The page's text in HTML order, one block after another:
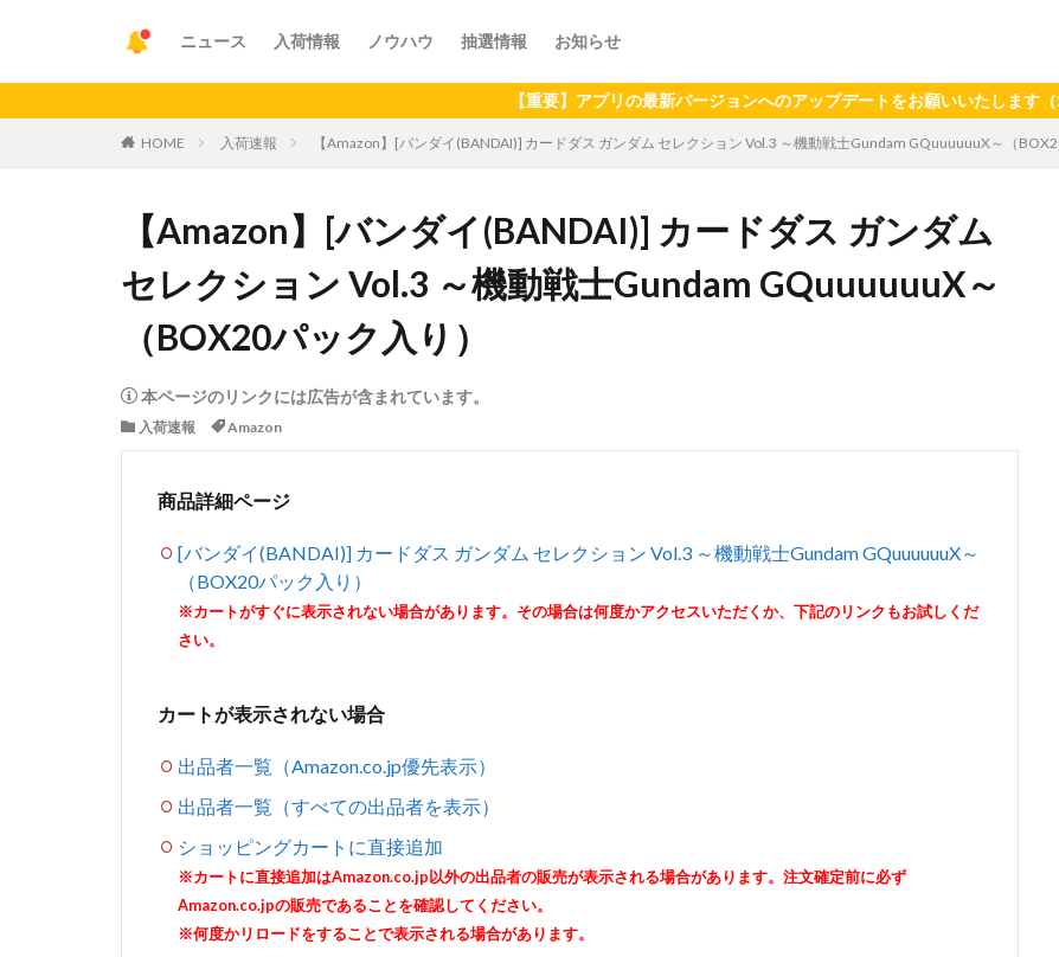
ニュース 入荷情報 ノウハウ 抽選情報 お知らせ
【重要】アプリの最新バージョンへのアップデートをお願いいたします（2024年6
HOME 入荷速報 【Amazon】[バンダイ(BANDAI)] カードダス ガンダム セレクション Vol.3 ～機動戦士Gundam GQuuuuuuX～（
【Amazon】[バンダイ(BANDAI)] カードダス ガンダム
セレクション Vol.3 ～機動戦士Gundam GQuuuuuuX～
（BOX20パック入り）
本ページのリンクには広告が含まれています。
入荷速報 Amazon
商品詳細ページ
[バンダイ(BANDAI)] カードダス ガンダム セレクション Vol.3 ～機動戦士Gundam GQuuuuuuX～
（BOX20パック入り）
※カートがすぐに表示されない場合があります。その場合は何度かアクセスいただくか、下記のリンクもお試しくだ
さい。
カートが表示されない場合
出品者一覧（Amazon.co.jp優先表示）
出品者一覧（すべての出品者を表示）
ショッピングカートに直接追加
※カートに直接追加はAmazon.co.jp以外の出品者の販売が表示される場合があります。注文確定前に必ず
Amazon.co.jpの販売であることを確認してください。
※何度かリロードをすることで表示される場合があります。